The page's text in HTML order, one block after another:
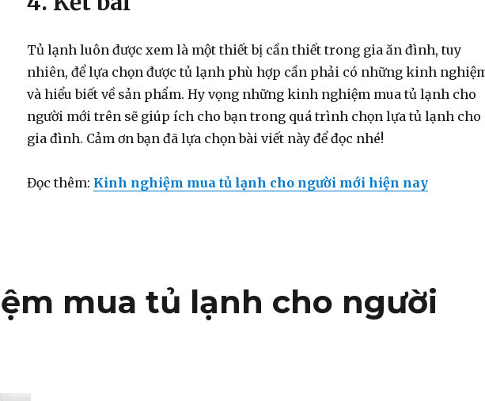
Tủ lạnh luôn được xem là một thiết bị cần thiết trong gia ăn đình, tuy
nhiên, để lựa chọn được tủ lạnh phù hợp cần phải có những kinh
và hiểu biết về sản phẩm. Hy vọng những kinh nghiệm mua tủ lạnh cho
người mới trên sẽ giúp ích cho bạn trong quá trình chọn lựa tủ lạnh cho
gia đình. Cảm ơn bạn đã lựa chọn bài viết này để đọc nhé!
Đọc thêm: Kinh nghiệm mua tủ lạnh cho người mới hiện nay
mua tủ lạnh cho người